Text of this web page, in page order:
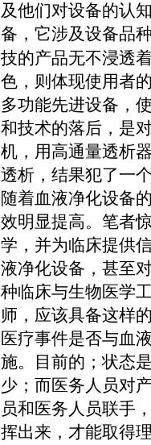
及他们对设备的认
备，它涉及设备品
技的产品无不浸透
色，则体现使用者
多功能先进设备，
和技术的落后，是
机，用高通量透析
透析，结果犯了一
随着血液净化设备
效明显提高。笔者
学，并为临床提供
液净化设备，甚至
种临床与生物医学
师，应该具备这样
医疗事件是否与血
施。目前的；状态
少；而医务人员对
员和医务人员联手
挥出来，才能取得